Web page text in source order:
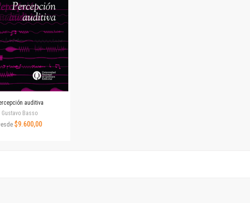
Las ciudades y las ideas
Serie Nuevas aproximaciones
Serie Clásicos latinoamericanos
Medios&redes
Música y ciencia
Serie Arte sonoro
Nuevos enfoques en ciencia y tecnología
Territorio y acumulación: conflictividades y alternativas
auditiva
Gustavo Basso
$9.600,00